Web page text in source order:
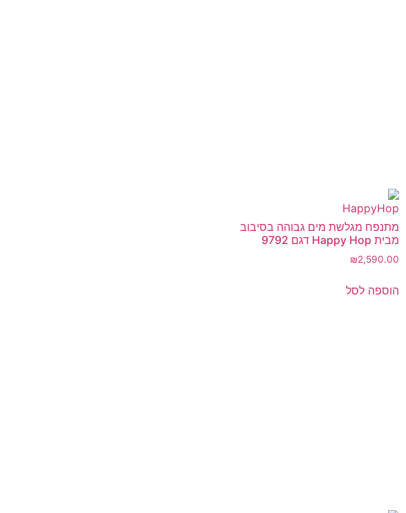
מתנפח מגלשת מים גבוהה בסיבוב
מבית Happy Hop דגם 9792
₪2,590.00
הוספה לסל